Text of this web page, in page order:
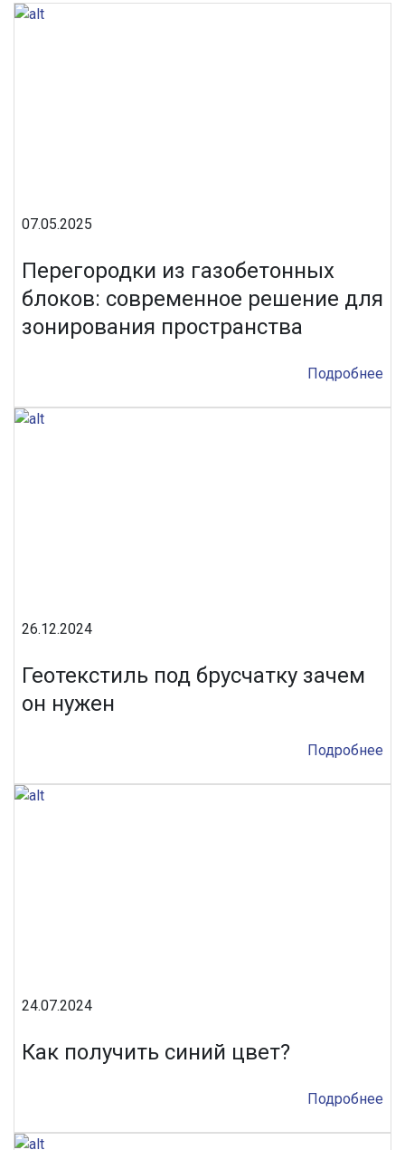
07.05.2025
Перегородки из газобетонных
блоков: современное решение для
зонирования пространства
Подробнее
26.12.2024
Геотекстиль под брусчатку зачем
он нужен
Подробнее
24.07.2024
Как получить синий цвет?
Подробнее